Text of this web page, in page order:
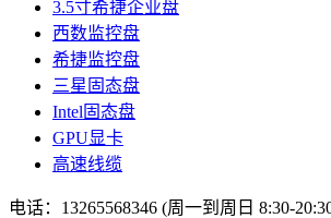
3.5寸希捷企业盘
西数监控盘
希捷监控盘
三星固态盘
Intel固态盘
GPU显卡
高速线缆
电话：13265568346 (周一到周日 8:30-